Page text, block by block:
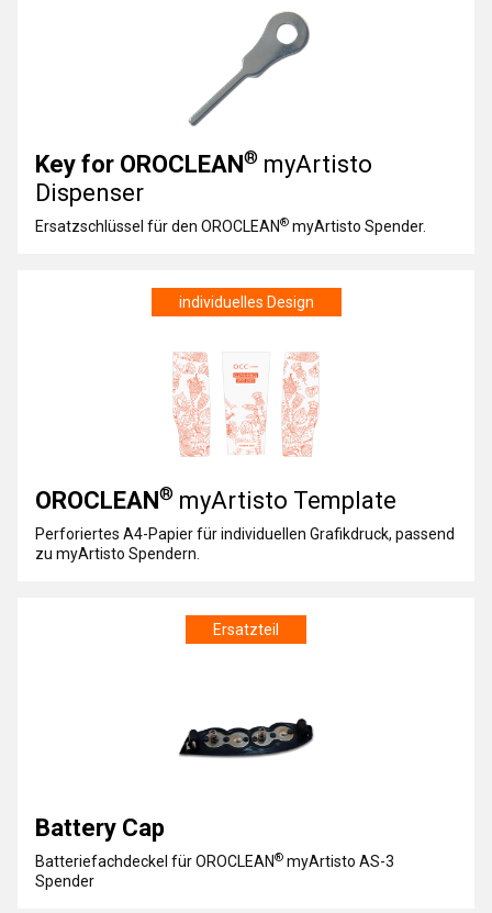
Key for OROCLEAN® myArtisto
Dispenser
Ersatzschlüssel für den OROCLEAN® myArtisto Spender.
individuelles Design
OROCLEAN® myArtisto Template
Perforiertes A4-Papier für individuellen Grafikdruck, passend
zu myArtisto Spendern.
Ersatzteil
Battery Cap
Batteriefachdeckel für OROCLEAN® myArtisto AS-3
Spender